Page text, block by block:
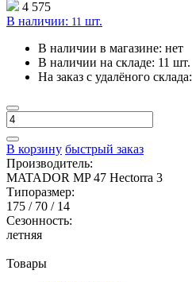
4 575
В наличии: 11 шт.
В наличии в магазине: нет
В наличии на складе: 11 шт.
На заказ с удалёного склада:
В корзину быстрый заказ
Производитель:
MATADOR MP 47 Hectorra 3
Типоразмер:
175 / 70 / 14
Сезонность:
летняя
Товары